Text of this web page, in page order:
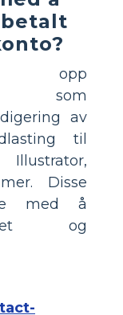
opp
av
til
Disse
med å
og